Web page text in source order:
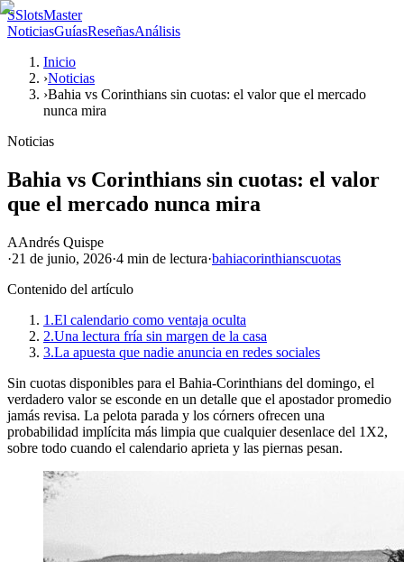
SSlotsMaster
NoticiasGuíasReseñasAnálisis
Inicio
›Noticias
›Bahia vs Corinthians sin cuotas: el valor que el mercado
nunca mira
Noticias
Bahia vs Corinthians sin cuotas: el valor
que el mercado nunca mira
AAndrés Quispe
·21 de junio, 2026·4 min de lectura·bahiacorinthianscuotas
Contenido del artículo
1.El calendario como ventaja oculta
2.Una lectura fría sin margen de la casa
3.La apuesta que nadie anuncia en redes sociales
Sin cuotas disponibles para el Bahia-Corinthians del domingo, el
verdadero valor se esconde en un detalle que el apostador promedio
jamás revisa. La pelota parada y los córners ofrecen una
probabilidad implícita más limpia que cualquier desenlace del 1X2,
sobre todo cuando el calendario aprieta y las piernas pesan.